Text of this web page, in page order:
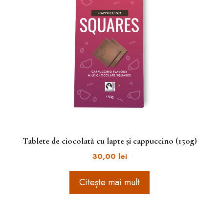
Tablete de ciocolată cu lapte și cappuccino (150g)
30,00 lei
Citește mai mult